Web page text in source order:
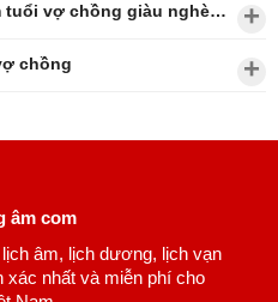
Câu hỏi: Ý nghĩa của việc xem tuổi vợ chồng giàu nghèo?
chồng
âm com
âm, lịch dương, lịch vạn
xác nhất và miễn phí cho